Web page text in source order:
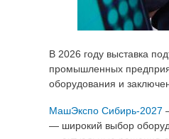
В 2026 году выставка
промышленных
оборудования и
МашЭкспо Сибирь-2027
— широкий выбор